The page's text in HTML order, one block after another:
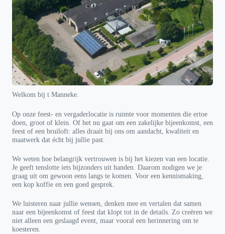
Welkom bij t Manneke.
Op onze feest- en vergaderlocatie is ruimte voor momenten die ertoe
doen, groot of klein. Of het nu gaat om een zakelijke bijeenkomst, een
feest of een bruiloft: alles draait bij ons om aandacht, kwaliteit en
maatwerk dat écht bij jullie past.
We weten hoe belangrijk vertrouwen is bij het kiezen van een locatie.
Je geeft tenslotte iets bijzonders uit handen. Daarom nodigen we je
graag uit om gewoon eens langs te komen. Voor een kennismaking,
een kop koffie en een goed gesprek.
We luisteren naar jullie wensen, denken mee en vertalen dat samen
naar een bijeenkomst of feest dat klopt tot in de details. Zo creëren we
niet alleen een geslaagd event, maar vooral een herinnering om te
koesteren.